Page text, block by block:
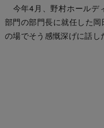
今年4月、野村ホールデ
部門の部門長に就任した
の場でそう感慨深げに話し